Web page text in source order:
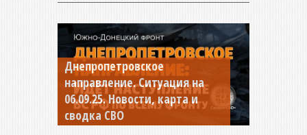
Днепропетровское
направление. Ситуация на
06.09.25. Новости, карта и
сводка СВО
Константиновское
направление. Ситуация на
04.09.25 Новости, карта и
сводка СВО